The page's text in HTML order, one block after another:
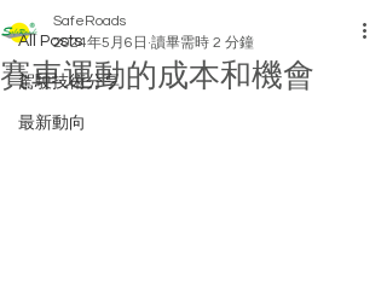
All Posts
駕駛技術分享
最新動向
賽車運動的成本和機會
SafeRoads
2024年5月6日 讀畢需時 2 分鐘